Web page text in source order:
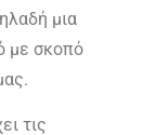
μια
με σκοπό
τις